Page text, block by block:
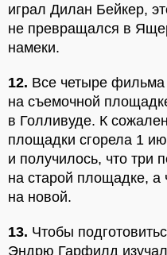
играл Дилан Бейкер,
не превращался в
намеки.
12. Все четыре фильма
на съемочной
в Голливуде. К
площадки сгорела 1
и получилось, что три
на старой площадке,
на новой.
13. Чтобы
Эндрю Гарфилд